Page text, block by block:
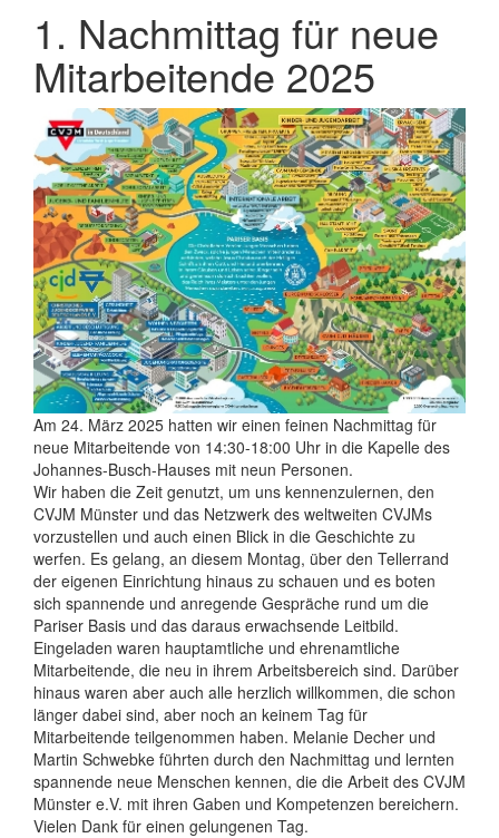
1. Nachmittag für neue
Mitarbeitende 2025
Am 24. März 2025 hatten wir einen feinen Nachmittag für
neue Mitarbeitende von 14:30-18:00 Uhr in die Kapelle des
Johannes-Busch-Hauses mit neun Personen.
Wir haben die Zeit genutzt, um uns kennenzulernen, den
CVJM Münster und das Netzwerk des weltweiten CVJMs
vorzustellen und auch einen Blick in die Geschichte zu
werfen. Es gelang, an diesem Montag, über den Tellerrand
der eigenen Einrichtung hinaus zu schauen und es boten
sich spannende und anregende Gespräche rund um die
Pariser Basis und das daraus erwachsende Leitbild.
Eingeladen waren hauptamtliche und ehrenamtliche
Mitarbeitende, die neu in ihrem Arbeitsbereich sind. Darüber
hinaus waren aber auch alle herzlich willkommen, die schon
länger dabei sind, aber noch an keinem Tag für
Mitarbeitende teilgenommen haben. Melanie Decher und
Martin Schwebke führten durch den Nachmittag und lernten
spannende neue Menschen kennen, die die Arbeit des CVJM
Münster e.V. mit ihren Gaben und Kompetenzen bereichern.
Vielen Dank für einen gelungenen Tag.